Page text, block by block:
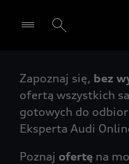
Wybierz
Zapoznaj się, bez
ofertą wszystkich
gotowych do
Eksperta Audi
Poznaj ofertę na